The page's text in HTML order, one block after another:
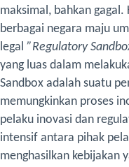
maksimal, bahkan gagal.
berbagai negara maju
legal ”Regulatory
yang luas dalam
Sandbox adalah suatu
memungkinkan proses
pelaku inovasi dan
intensif antara pihak
menghasilkan kebijakan